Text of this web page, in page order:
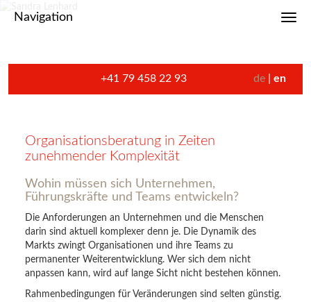
Navigation
+41 79 458 22 93 de en
Organisationsberatung in Zeiten
zunehmender Komplexität
Wohin müssen sich Unternehmen,
Führungskräfte und Teams entwickeln?
Die Anforderungen an Unternehmen und die Menschen
darin sind aktuell komplexer denn je. Die Dynamik des
Markts zwingt Organisationen und ihre Teams zu
permanenter Weiterentwicklung. Wer sich dem nicht
anpassen kann, wird auf lange Sicht nicht bestehen können.
Rahmenbedingungen für Veränderungen sind selten günstig.